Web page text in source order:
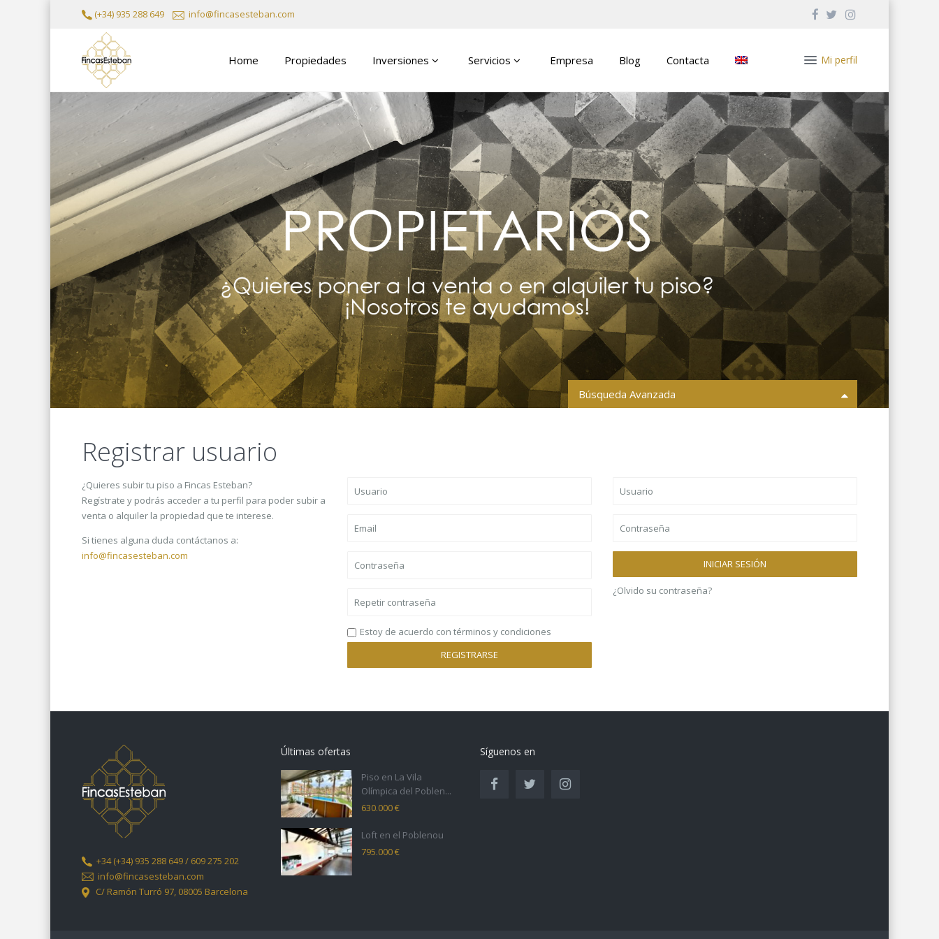
(+34) 935 288 649 info@fincasesteban.com
Mi perfil
Home Propiedades Inversiones Servicios Empresa Blog Contacta
Búsqueda Avanzada
Rango de precio: 0 € a 9.000.000 €
Registrar usuario
¿Quieres subir tu piso a Fincas Esteban?
Regístrate y podrás acceder a tu perfil para poder subir a
venta o alquiler la propiedad que te interese.
Si tienes alguna duda contáctanos a:
info@fincasesteban.com
Estoy de acuerdo con términos y condiciones
REGISTRARSE
INICIAR SESIÓN
¿Olvido su contraseña?
+34(+34) 935 288 649 / 609 275 202
info@fincasesteban.com
C/ Ramón Turró 97, 08005 Barcelona
Últimas ofertas
Piso en La Vila
Olímpica del Poblen...
630.000 €
Loft en el Poblenou
795.000 €
Síguenos en